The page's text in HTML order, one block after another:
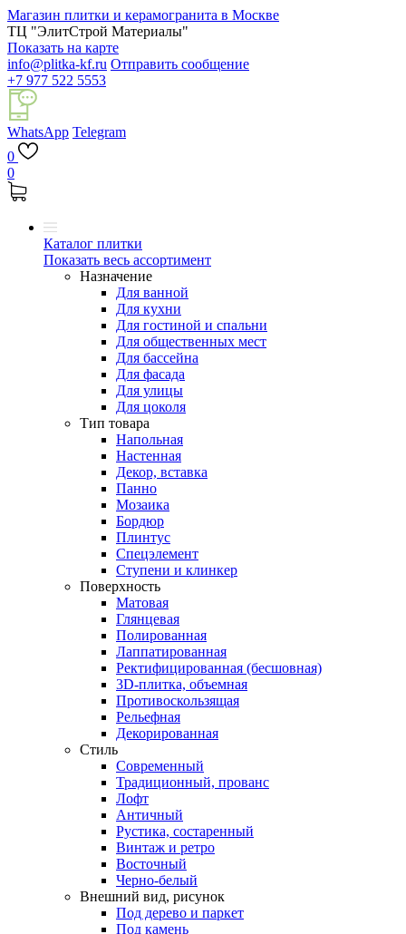
Магазин плитки и керамогранита в Москве
ТЦ "ЭлитСтрой Материалы"
Показать на карте
info@plitka-kf.ru Отправить сообщение
+7 977 522 5553
WhatsApp Telegram
0
0
Каталог плитки
Показать весь ассортимент
Назначение
Для ванной
Для кухни
Для гостиной и спальни
Для общественных мест
Для бассейна
Для фасада
Для улицы
Для цоколя
Тип товара
Напольная
Настенная
Декор, вставка
Панно
Мозаика
Бордюр
Плинтус
Спецэлемент
Ступени и клинкер
Поверхность
Матовая
Глянцевая
Полированная
Лаппатированная
Ректифицированная (бесшовная)
3D-плитка, объемная
Противоскользящая
Рельефная
Декорированная
Стиль
Современный
Традиционный, прованс
Лофт
Античный
Рустика, состаренный
Винтаж и ретро
Восточный
Черно-белый
Внешний вид, рисунок
Под дерево и паркет
Под камень